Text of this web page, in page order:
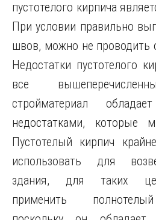
пустотелого кирпича
При условии правильно
швов, можно не проводить
Недостатки пустотелого
все
стройматериал
недостатками, которые
Пустотелый кирпич
использовать для
здания, для таких
применить